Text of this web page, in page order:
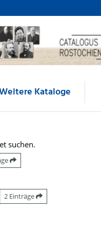
Kataloge
suchen.
2 Einträge